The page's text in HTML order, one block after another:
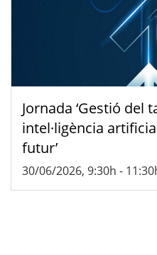
Jornada ‘Gestió del
intel·ligència
futur’
30/06/2026, 9:30h -